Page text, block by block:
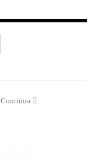
Continua